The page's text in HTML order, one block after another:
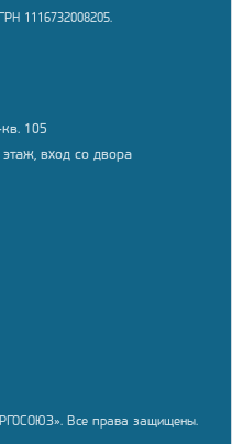
1116732008205.
105
вход со двора
Все права защищены.